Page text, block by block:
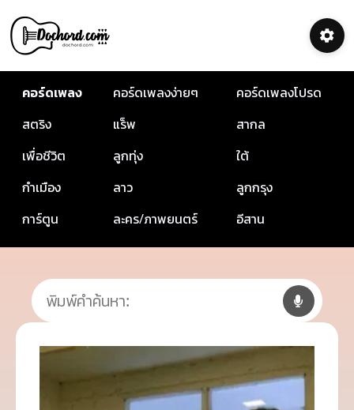
คอร์ดเพลง คอร์ดเพลงง่ายๆ
คอร์ดเพลงโปรด
สตริง
แร็พ
สากล
เพื่อชีวิต
ลูกทุ่ง
ใต้
กำเมือง
ลาว
ลูกกรุง
การ์ตูน
ละคร/ภาพยนตร์ อีสาน